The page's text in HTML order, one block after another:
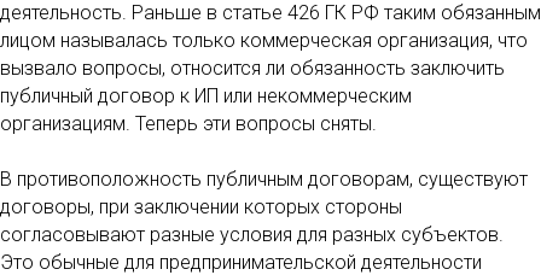
деятельность. Раньше в статье 426 ГК РФ таким обязанным
лицом называлась только коммерческая организация, что
вызвало вопросы, относится ли обязанность заключить
публичный договор к ИП или некоммерческим
организациям. Теперь эти вопросы сняты.
В противоположность публичным договорам, существуют
договоры, при заключении которых стороны
согласовывают разные условия для разных субъектов.
Это обычные для предпринимательской деятельности